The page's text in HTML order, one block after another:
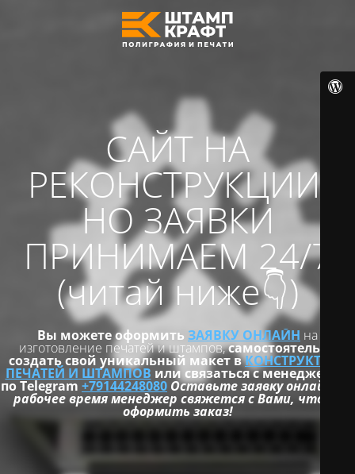
САЙТ НА
РЕКОНСТРУКЦИИ,
НО ЗАЯВКИ
ПРИНИМАЕМ 24/7
(читай ниже👇)
Вы можете оформить ЗАЯВКУ ОНЛАЙН на
изготовление печатей и штампов,самостоятельно
создать свой уникальный макет вКОНСТРУКТОРЕ
ПЕЧАТЕЙ И ШТАМПОВ или связаться с менеджером
по Telegram+79144248080 Оставьте заявку онлайн и в
рабочее время менеджер свяжется с Вами, чтобы
оформить заказ!